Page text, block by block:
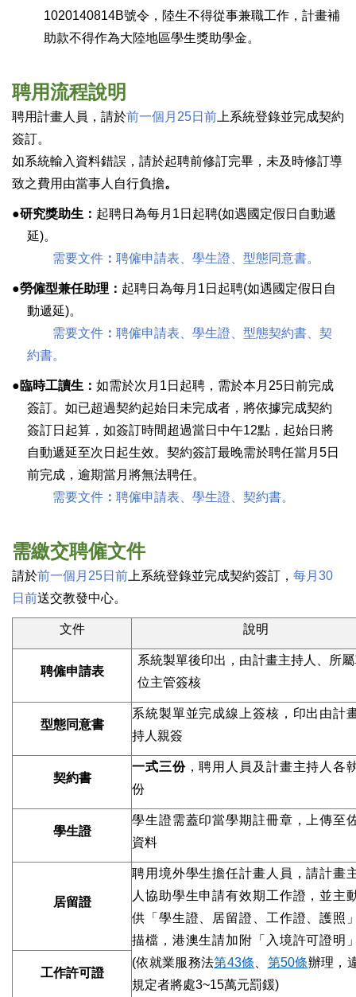
1020140814B號令，陸生不得從事兼職工作，計畫補
助款不得作為大陸地區學生獎助學金。
聘用流程說明
聘用計畫人員，請於前一個月25日前 上系統登錄並完成契約
簽訂。
如系統輸入資料錯誤，請於起聘前修訂完畢，未及時修訂導
致之費用由當事人自行負擔。
●研究獎助生： 起聘日為每月1日起聘(如遇國定假日自動遞
延)。
需要文件 ： 聘僱申請表、學生證、型態同意書。
●勞僱型兼任助理： 起聘日為每月1日起聘(如遇國定假日自
動遞延)。
需要文件 ： 聘僱申請表、學生證、型態契約書、契
約書。
●臨時工讀生：如需於次月1日起聘，需於本月25日前完成
簽訂。如已超過契約起始日未完成者，將依據完成契約
簽訂日起算，如簽訂時間超過當日中午12點，起始日將
自動遞延至次日起生效。契約簽訂最晚需於聘任當月5日
前完成，逾期當月將無法聘任。
需要文件 ： 聘僱申請表、學生證、契約書。
需繳交聘僱文件
請於前一個月25日前 上系統登錄並完成契約簽訂， 每月30
日前送交教發中心。
文件 說明
聘僱申請表
系統製單後印出，由計畫主持人、所
位主管簽核
型態同意書
系統製單並完成線上簽核，印出由計
持人親簽
契約書
一式三份，聘用人員及計畫主持人各
份
學生證
學生證需蓋印當學期註冊章，上傳至
資料
居留證
聘用境外學生擔任計畫人員，請計畫
人協助學生申請有效期工作證，並主
供「學生證、居留證、工作證、護照
描檔，港澳生請加附「入境許可證明
(依就業服務法第43條 第50條辦理，
規定者將處3~15萬元罰鍰)
工作許可證